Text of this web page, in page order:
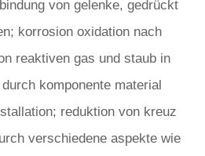
von gelenke, gedrückt
korrosion oxidation nach
reaktiven gas und staub in
komponente material
reduktion von kreuz
verschiedene aspekte wie